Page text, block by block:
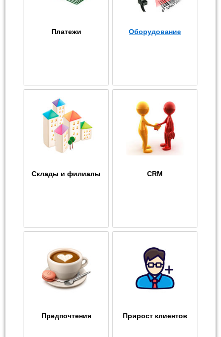
Платежи Оборудование
Склады и филиалы CRM
Предпочтения Прирост клиентов